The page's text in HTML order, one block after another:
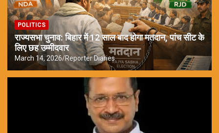
POLITICS
राज्यसभा चुनाव: बिहार में 12 साल बाद होगा मतदान, पांच सीट के
लिए छह उम्मीदवार
March 14, 2026 Reporter Diaries